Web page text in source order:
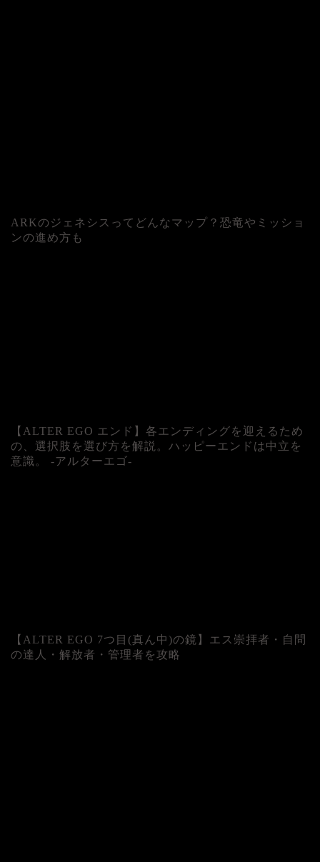
ARKのジェネシスってどんなマップ？恐竜やミッショ
ンの進め方も
【ALTER EGO エンド】各エンディングを迎えるため
の、選択肢を選び方を解説。ハッピーエンドは中立を
意識。 -アルターエゴ-
【ALTER EGO 7つ目(真ん中)の鏡】エス崇拝者・自問
の達人・解放者・管理者を攻略